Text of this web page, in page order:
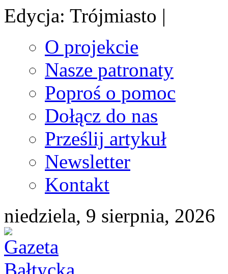
Edycja: Trójmiasto |
O projekcie
Nasze patronaty
Poproś o pomoc
Dołącz do nas
Prześlij artykuł
Newsletter
Kontakt
niedziela, 9 sierpnia, 2026